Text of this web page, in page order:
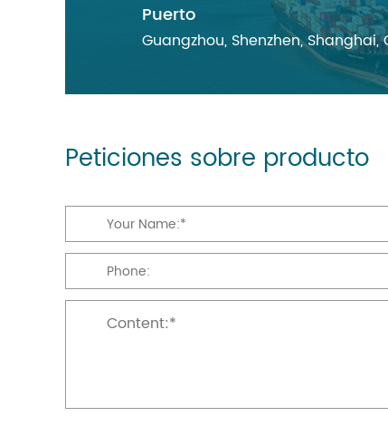
Puerto
Guangzhou, Shenzhen,
Peticiones sobre producto